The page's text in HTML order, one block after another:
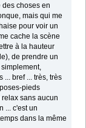
des choses en
mais qui me
pour voir un
cache la scène
à la hauteur
de prendre un
... bref ... très, très
pieds
sans aucun
... c'est un
dans la même